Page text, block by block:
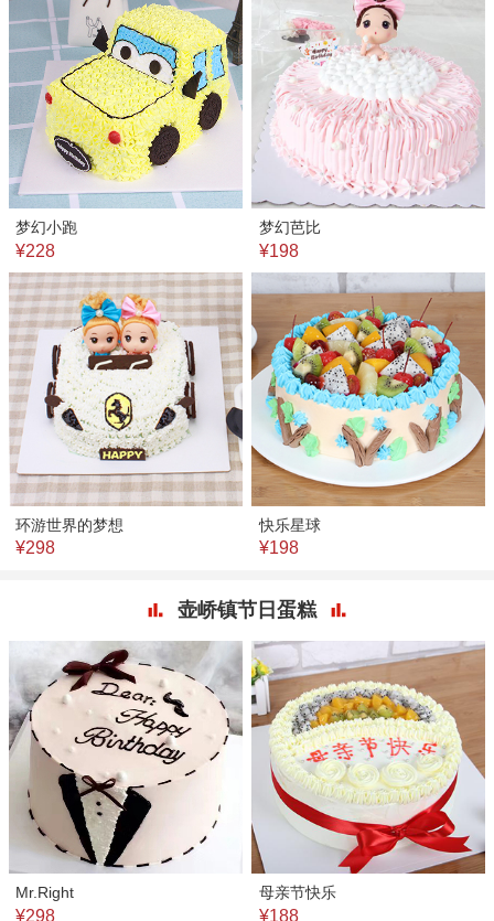
梦幻小跑
¥228
梦幻芭比
¥198
环游世界的梦想
¥298
快乐星球
¥198
壶峤镇节日蛋糕
Mr.Right
¥298
母亲节快乐
¥188